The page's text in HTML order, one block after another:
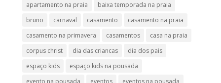
apartamento na praia
baixa temporada na praia
bruno
carnaval casamento
casamento na praia
casamento na primavera
casamentos
casa na praia
corpus christ
dia das criancas
dia dos pais
espaço kids
espaço kids na pousada
evento na pousada
eventos
eventos na pousada